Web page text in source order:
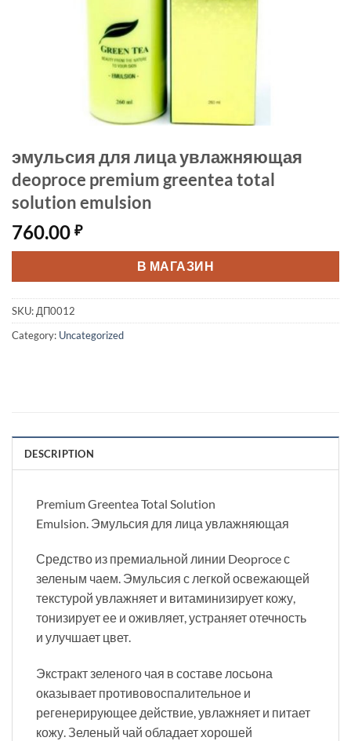
эмульсия для лица увлажняющая
deoproce premium greentea total
solution emulsion
760.00 ₽
В МАГАЗИН
SKU: ДП0012
Category: Uncategorized
DESCRIPTION
Premium Greentea Total Solution
Emulsion. Эмульсия для лица увлажняющая
Средство из премиальной линии Deoproce с
зеленым чаем. Эмульсия с легкой освежающей
текстурой увлажняет и витаминизирует кожу,
тонизирует ее и оживляет, устраняет отечность
и улучшает цвет.
Экстракт зеленого чая в составе лосьона
оказывает противовоспалительное и
регенерирующее действие, увлажняет и питает
кожу. Зеленый чай обладает хорошей